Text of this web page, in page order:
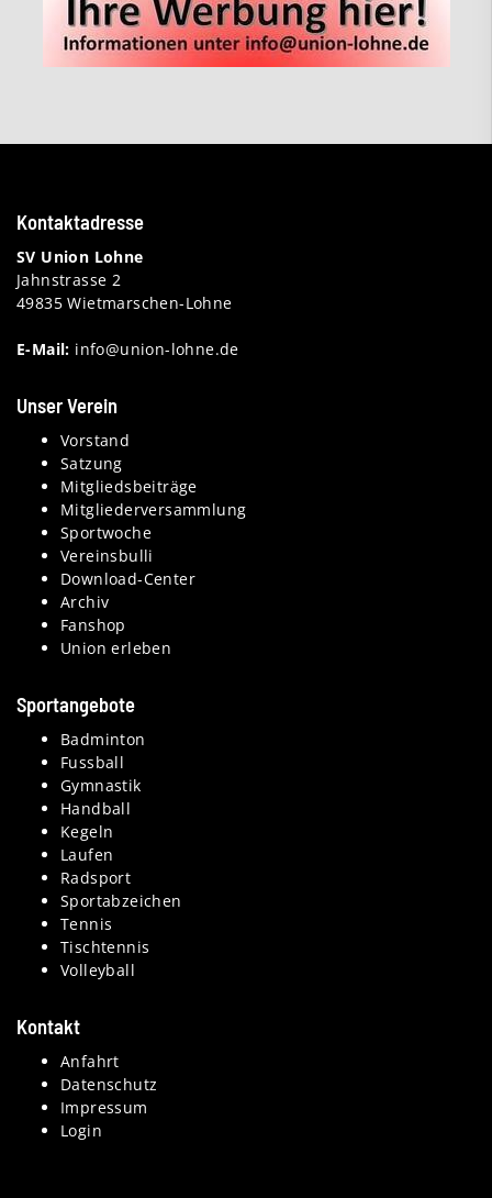
Kontaktadresse
SV Union Lohne
Jahnstrasse 2
49835 Wietmarschen-Lohne
E-Mail: info@union-lohne.de
Unser Verein
Vorstand
Satzung
Mitgliedsbeiträge
Mitgliederversammlung
Sportwoche
Vereinsbulli
Download-Center
Archiv
Fanshop
Union erleben
Sportangebote
Badminton
Fussball
Gymnastik
Handball
Kegeln
Laufen
Radsport
Sportabzeichen
Tennis
Tischtennis
Volleyball
Kontakt
Anfahrt
Datenschutz
Impressum
Login